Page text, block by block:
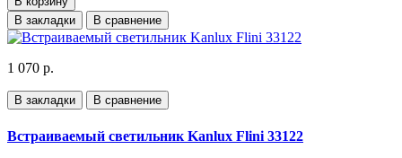
В закладки
В сравнение
1 070 р.
В закладки В сравнение
Встраиваемый светильник Kanlux Flini 33122